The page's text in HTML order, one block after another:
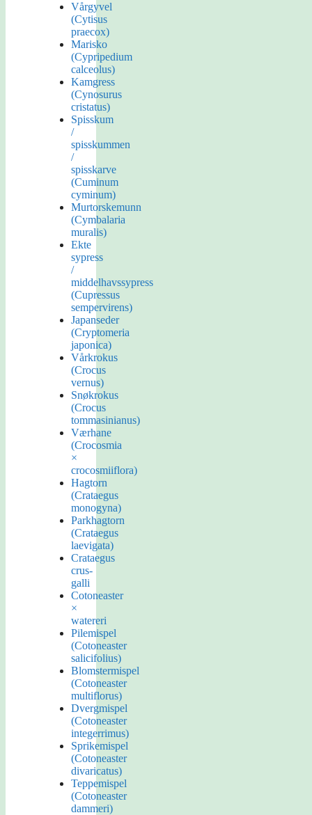
Vårgyvel
(Cytisus
praecox)
Marisko
(Cypripedium
calceolus)
Kamgress
(Cynosurus
cristatus)
Spisskum
/
spisskummen
/
spisskarve
(Cuminum
cyminum)
Murtorskemunn
(Cymbalaria
muralis)
Ekte
sypress
/
middelhavssypress
(Cupressus
sempervirens)
Japanseder
(Cryptomeria
japonica)
Vårkrokus
(Crocus
vernus)
Snøkrokus
(Crocus
tommasinianus)
Værhane
(Crocosmia
×
crocosmiiflora)
Hagtorn
(Crataegus
monogyna)
Parkhagtorn
(Crataegus
laevigata)
Crataegus
crus-
galli
Cotoneaster
×
watereri
Pilemispel
(Cotoneaster
salicifolius)
Blomstermispel
(Cotoneaster
multiflorus)
Dvergmispel
(Cotoneaster
integerrimus)
Sprikemispel
(Cotoneaster
divaricatus)
Teppemispel
(Cotoneaster
dammeri)